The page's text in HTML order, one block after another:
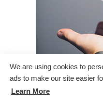
We are using cookies to
ads to make our site easier
Learn More